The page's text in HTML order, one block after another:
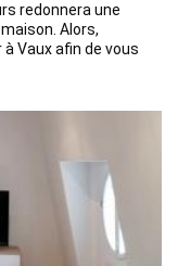
redonnera une
Alors,
Vaux afin de vous